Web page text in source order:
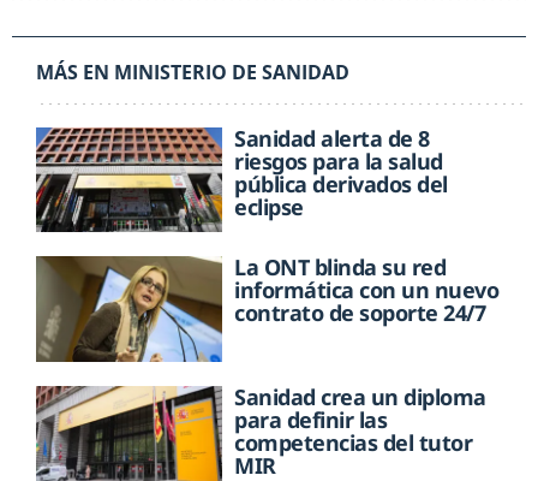
MÁS EN MINISTERIO DE SANIDAD
Sanidad alerta de 8
riesgos para la salud
pública derivados del
eclipse
La ONT blinda su red
informática con un nuevo
contrato de soporte 24/7
Sanidad crea un diploma
para definir las
competencias del tutor
MIR